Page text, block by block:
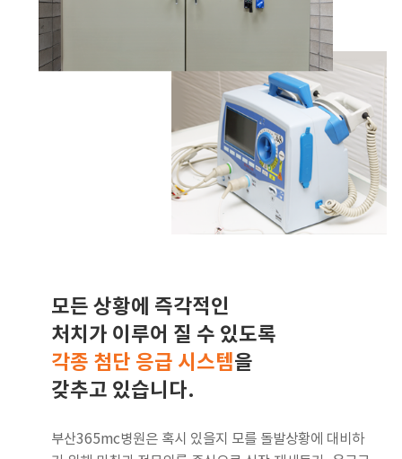
모든 상황에 즉각적인
처치가 이루어 질 수 있도록
각종 첨단 응급 시스템을
갖추고 있습니다.
부산365mc병원은 혹시 있을지 모를 돌발상황에 대비하